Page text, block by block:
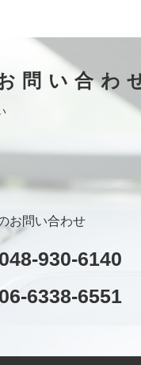
問い合わ
お問い合わせ
048-930-6140
06-6338-6551